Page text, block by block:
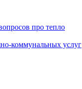
про тепло
коммунальных услуг